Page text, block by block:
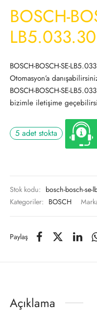
BOSCH-
BOSCH-BOSCH-SE-
Otomasyon’a
BOSCH-BOSCH-SE-
bizimle iletişime
5 adet stokta
Stok kodu: bosch-bosch-se-
Kategoriler: BOSCH
Paylaş
Açıklama